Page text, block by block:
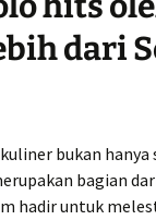
dari
bukan hanya
bagian
hadir untuk